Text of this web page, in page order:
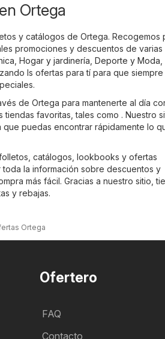
Ortega
y catálogos de Ortega. Recogemos
promociones y descuentos de varias
Hogar y jardinería Deporte y Moda
ls ofertas para tí para que
de Ortega para mantenerte al día
favoritas, tales como . Nuestro
puedas encontrar rápidamente lo
catálogos, lookbooks y ofertas
la información sobre descuentos y
más fácil. Gracias a nuestro sitio,
y rebajas.
Ortega
Ofertero
FAQ
Contacto